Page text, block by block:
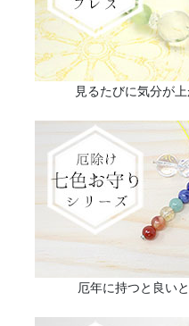
見るたびに気分が
厄年に持つと良い